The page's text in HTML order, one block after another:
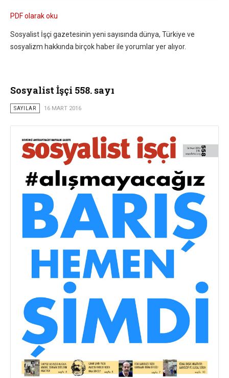
PDF olarak oku
Sosyalist İşçi gazetesinin yeni sayısında dünya, Türkiye ve
sosyalizm hakkında birçok haber ile yorumlar yer alıyor.
Sosyalist İşçi 558. sayı
SAYILAR 16 MART 2016